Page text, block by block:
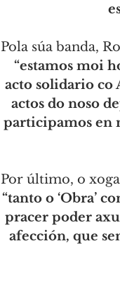
Pola súa banda,
“estamos moi
acto solidario co
actos do noso
participamos en
Por último, o
“tanto o ‘Obra’
pracer poder
afección, que